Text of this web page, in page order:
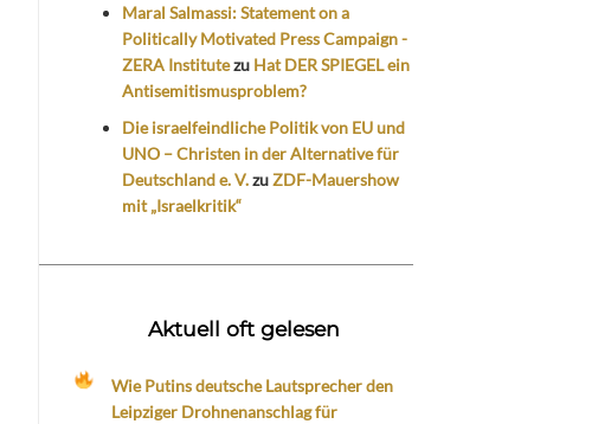
Maral Salmassi: Statement on a
Politically Motivated Press Campaign -
ZERA Institutezu Hat DER SPIEGEL ein
Antisemitismusproblem?
Die israelfeindliche Politik von EU und
UNO – Christen in der Alternative für
Deutschland e. V.zuZDF-Mauershow
mit „Israelkritik“
Aktuell oft gelesen
Wie Putins deutsche Lautsprecher den
Leipziger Drohnenanschlag für